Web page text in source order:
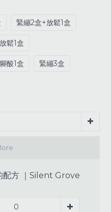
緊繃2盒+放鬆1盒
鬆1盒
酸1盒 緊繃3盒
配方 ｜Silent Grove